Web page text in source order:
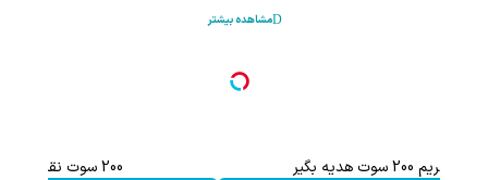
مشاهده بیشتر
این هدیه رو از دست نده!! فقط تا پایان این ماه